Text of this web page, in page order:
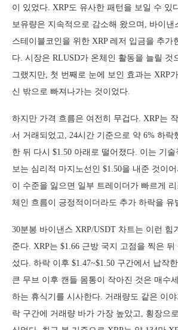
이 있었다. XRP도 유사한 패턴을 보일 수 있
보유량은 지속적으로 감소해 왔으며, 바이낸
스테이블코인을 위한 XRP 레저 입금을 추가
다. 시장은 RLUSD가 온체인 활동을 늘릴 것
그랬지만, 첫 번째로 눈에 보인 효과는 XRP
신 밖으로 빠져나가는 것이었다.
하지만 가격 흐름은 여전히 무겁다. XRP는
서 거래되었고, 24시간 기준으로 약 6% 하락
한 뒤 다시 $1.50 아래로 떨어졌다. 이는 기
보는 심리적 마지노선인 $1.50을 내준 것이
이 수준을 잃으면 일부 트레이더가 빠르게
체인 흐름이 긍정적이더라도 추가 하락을 유
30분봉 바이낸스 XRP/USDT 차트는 이런 힘
준다. XRP는 $1.66 근방 국지 고점을 찍은
섰다. 하락 이후 $1.47~$1.50 구간에서 납작
큰 무브 이후 캔들 몸통이 작아진 것은 매수
하는 휴식기를 시사한다. 거래량도 같은 이
락 구간에 거래량 바가 가장 높았고, 횡장으